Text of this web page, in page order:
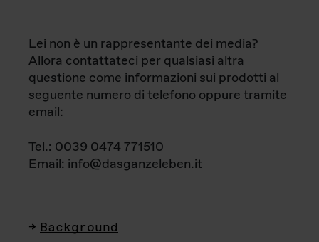
Lei non è un rappresentante dei media?
Allora contattateci per qualsiasi altra
questione come informazioni sui prodotti al
seguente numero di telefono oppure tramite
email:
Tel.: 0039 0474 771510
Email: info@dasganzeleben.it
Background